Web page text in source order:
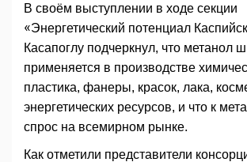
В своём выступлении в ходе секции
«Энергетический потенциал
Касапоглу подчеркнул, что метанол
применяется в производстве
пластика, фанеры, красок, лака,
энергетических ресурсов, и что к
спрос на всемирном рынке.
Как отметили представители